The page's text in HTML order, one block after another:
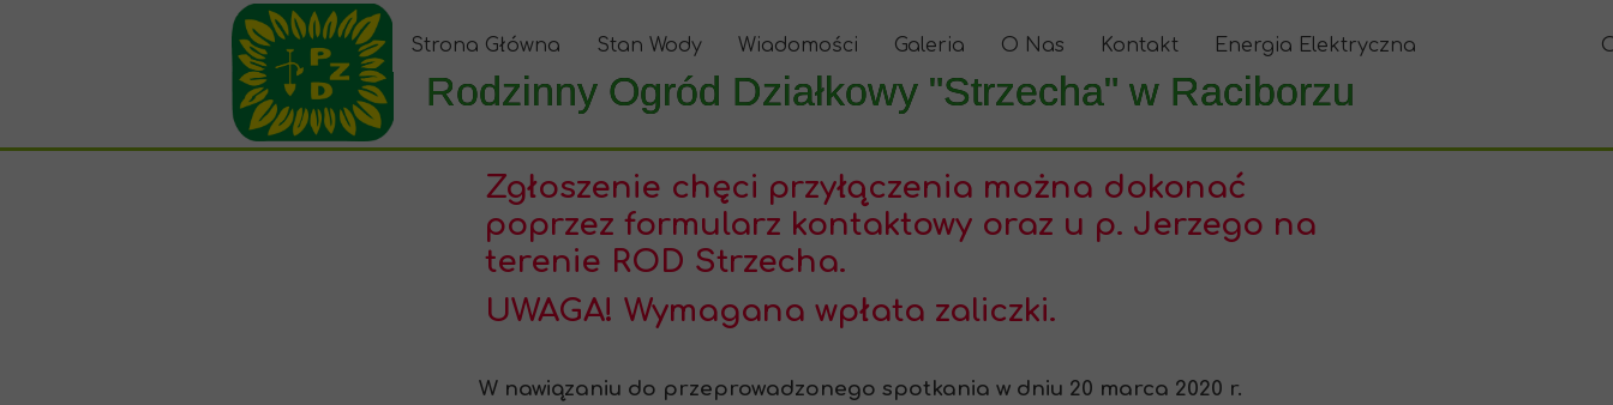
Zgłoszenie chęci przyłączenia można dokonać
poprzez formularz kontaktowy oraz u p. Jerzego na
terenie ROD Strzecha.
UWAGA! Wymagana wpłata zaliczki.
W nawiązaniu do przeprowadzonego spotkania w dniu 20 marca 2020 r.
Rodzinny Ogród Działkowy "Strzecha" w Raciborzu
Strona Główna Stan Wody Wiadomości Galeria O Nas Kontakt Energia Elektryczna